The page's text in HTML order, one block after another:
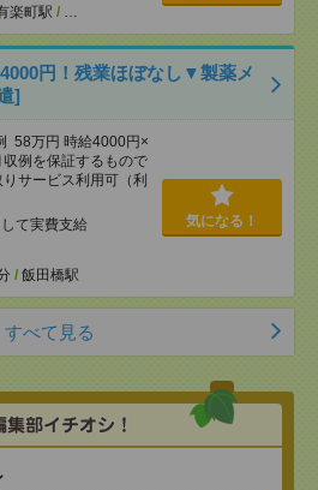
楽町駅 / …
円！残業ほぼなし▼製薬メ
]
58万円 時給4000円×
例を保証するもので
サービス利用可（利
て実費支給
/ 飯田橋駅
気になる！
すべて見る